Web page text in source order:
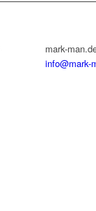
mark-
info@mark-